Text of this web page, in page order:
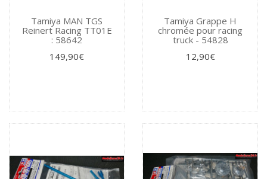
Tamiya MAN TGS
Reinert Racing TT01E
: 58642
149,90€
Tamiya Grappe H
chromée pour racing
truck - 54828
12,90€